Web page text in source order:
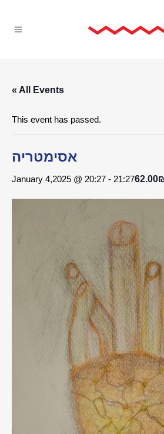
« All Events
This event has passed.
אסימטריה
January 4,2025 @ 20:27 - 21:27